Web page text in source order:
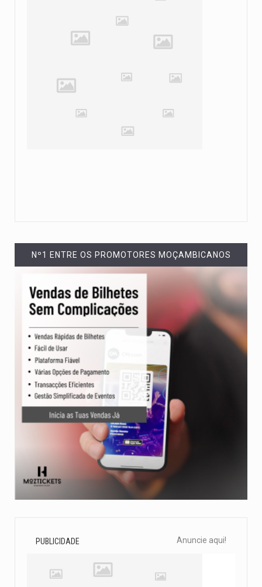
Nº1 ENTRE OS PROMOTORES MOÇAMBICANOS
PUBLICIDADE Anuncie aqui!